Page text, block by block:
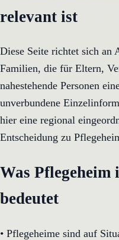
relevant ist
Diese Seite richtet sich an
Familien, die für Eltern,
nahestehende Personen
unverbundene
hier eine regional
Entscheidung zu
Was
bedeutet
• Pflegeheime sind auf